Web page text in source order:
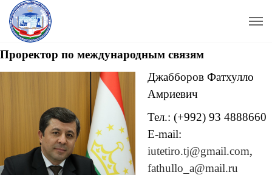
Проректор по международным связям
Джабборов Фатхулло
Амриевич
Тел.: (+992) 93 4888660
E-mail:
iutetiro.tj@gmail.com,
fathullo_a@mail.ru